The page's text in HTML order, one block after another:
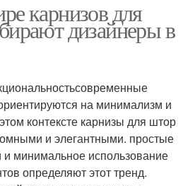
карнизов для
дизайнеры в
на минимализм и
контексте карнизы для штор
и элегантными. простые
минимальное использование
определяют этот тренд.